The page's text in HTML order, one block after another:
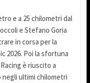
e a 25 chilometri dal
e Stefano Goria
in corsa per la
2026. Poi la sfortuna
è riuscito a
ultimi chilometri